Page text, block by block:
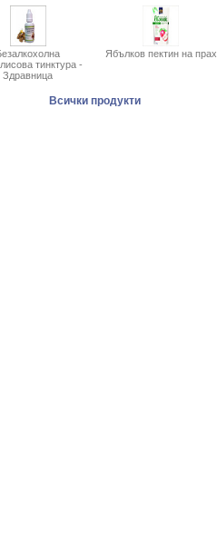
тинктура -
Здравница
Ябълков пектин на прах
Всички продукти